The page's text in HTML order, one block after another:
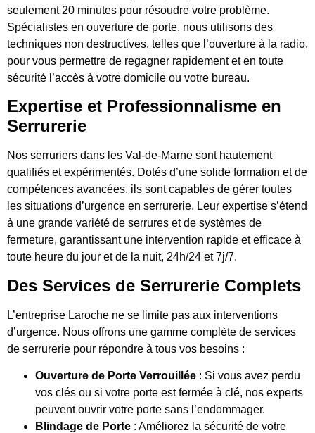
seulement 20 minutes pour résoudre votre problème.
Spécialistes en ouverture de porte, nous utilisons des
techniques non destructives, telles que l’ouverture à la radio,
pour vous permettre de regagner rapidement et en toute
sécurité l’accès à votre domicile ou votre bureau.
Expertise et Professionnalisme en
Serrurerie
Nos serruriers dans les Val-de-Marne sont hautement
qualifiés et expérimentés. Dotés d’une solide formation et de
compétences avancées, ils sont capables de gérer toutes
les situations d’urgence en serrurerie. Leur expertise s’étend
à une grande variété de serrures et de systèmes de
fermeture, garantissant une intervention rapide et efficace à
toute heure du jour et de la nuit, 24h/24 et 7j/7.
Des Services de Serrurerie Complets
L’entreprise Laroche ne se limite pas aux interventions
d’urgence. Nous offrons une gamme complète de services
de serrurerie pour répondre à tous vos besoins :
Ouverture de Porte Verrouillée : Si vous avez perdu
vos clés ou si votre porte est fermée à clé, nos experts
peuvent ouvrir votre porte sans l’endommager.
Blindage de Porte : Améliorez la sécurité de votre